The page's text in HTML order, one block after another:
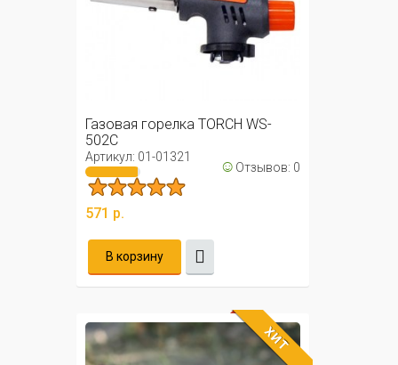
Газовая горелка TORCH WS-
502C
Артикул: 01-01321 ☺ Отзывов: 0
571 р.
В корзину
ХИТ